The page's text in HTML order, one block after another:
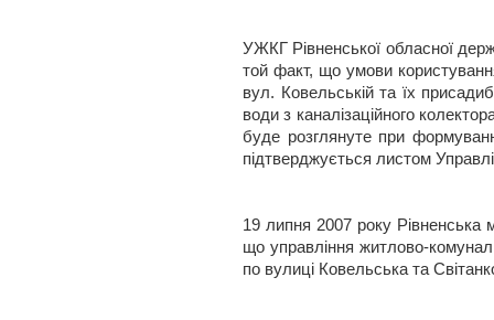
УЖКГ Рівненської обласної
той факт, що умови
вул. Ковельській та їх
води з каналізаційного
буде розглянуте при
підтверджується листом
19 липня 2007 року
що управління житлово-
по вулиці Ковельська та